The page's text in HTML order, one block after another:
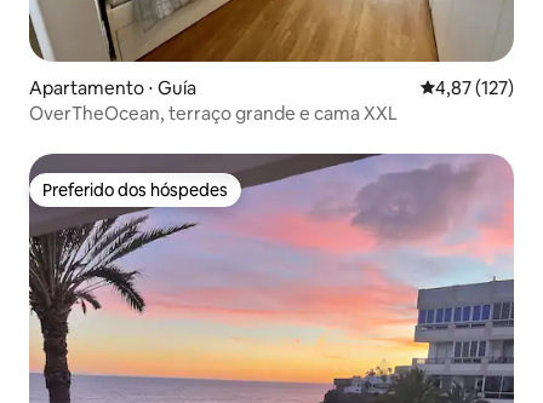
Apartamento ⋅ Guía 4,87 de uma
4,87 (127)
OverTheOcean, terraço grande e cama XXL
Preferido dos hóspedes
Preferido dos hóspedes